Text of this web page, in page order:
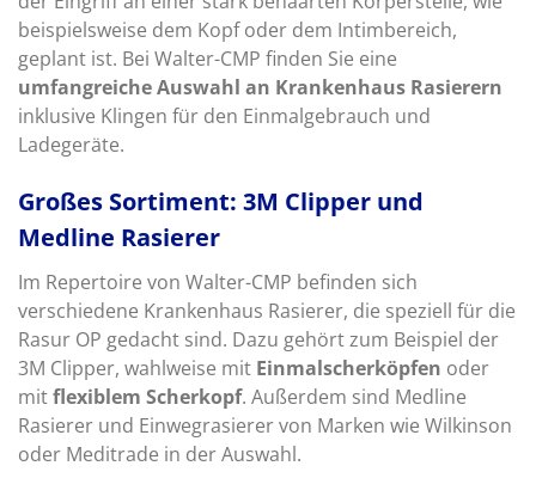
beispielsweise dem Kopf oder dem Intimbereich,
geplant ist. Bei Walter-CMP finden Sie eine
umfangreiche Auswahl an Krankenhaus Rasierern
inklusive Klingen für den Einmalgebrauch und
Ladegeräte.
Großes Sortiment: 3M Clipper und
Medline Rasierer
Im Repertoire von Walter-CMP befinden sich
verschiedene Krankenhaus Rasierer, die speziell für die
Rasur OP gedacht sind. Dazu gehört zum Beispiel der
3M Clipper, wahlweise mit Einmalscherköpfen oder
mitflexiblem Scherkopf. Außerdem sind Medline
Rasierer und Einwegrasierer von Marken wie Wilkinson
oder Meditrade in der Auswahl.